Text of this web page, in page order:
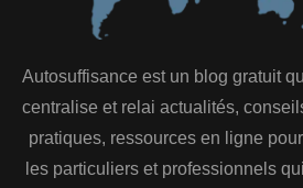
Autosuffisance est un blog gratuit
centralise et relai actualités,
pratiques, ressources en ligne pour
les particuliers et professionnels qui